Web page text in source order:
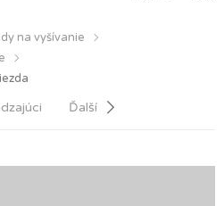
na vyšívanie
Ďalší